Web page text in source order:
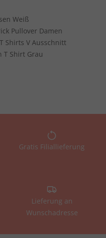
Weiß
Pullover Damen
Shirts V Ausschnitt
T Shirt Grau
Gratis Filiallieferung
Lieferung an
Wunschadresse